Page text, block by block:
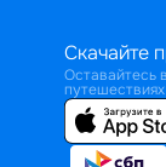
Скачайте
Оставайтесь
путешествиях